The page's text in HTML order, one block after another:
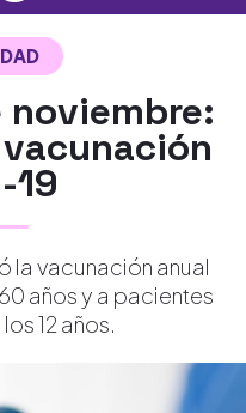
noviembre:
19
la vacunación anual
años y a pacientes
12 años.